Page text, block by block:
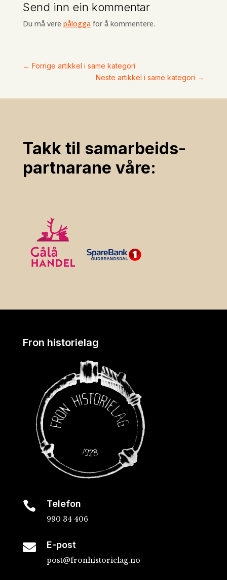
Send inn ein kommentar
Du må vere påloggafor å kommentere.
← Forrige artikkel i same kategori
Neste artikkel i same kategori →
Takk til samarbeids­
partnarane våre:
Fron historielag
 Telefon
990 34 406
 E-post
post@fronhistorielag.no